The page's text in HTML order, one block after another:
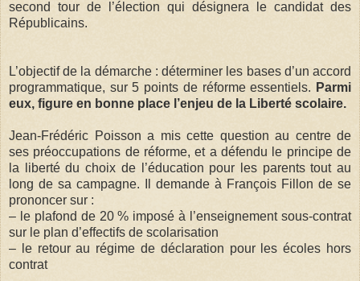
second tour de l’élection qui désignera le candidat des
Républicains.
L’objectif de la démarche : déterminer les bases d’un accord
programmatique, sur 5 points de réforme essentiels. Parmi
eux, figure en bonne place l’enjeu de la Liberté scolaire.
Jean-Frédéric Poisson a mis cette question au centre de
ses préoccupations de réforme, et a défendu le principe de
la liberté du choix de l’éducation pour les parents tout au
long de sa campagne. Il demande à François Fillon de se
prononcer sur :
– le plafond de 20 % imposé à l’enseignement sous-contrat
sur le plan d’effectifs de scolarisation
– le retour au régime de déclaration pour les écoles hors
contrat